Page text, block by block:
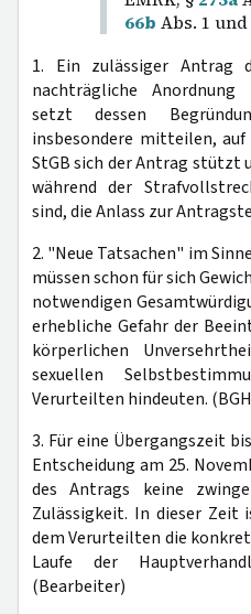
66b Abs. 1 und
1. Ein zulässiger Antrag
nachträgliche Anordnung
setzt dessen
insbesondere mitteilen,
StGB sich der Antrag stützt
während der
sind, die Anlass zur
2. "Neue Tatsachen" im
müssen schon für sich
notwendigen
erhebliche Gefahr der
körperlichen
sexuellen
Verurteilten hindeuten.
3. Für eine Übergangszeit
Entscheidung am 25.
des Antrags keine
Zulässigkeit. In dieser Zeit
dem Verurteilten die
Laufe der
(Bearbeiter)